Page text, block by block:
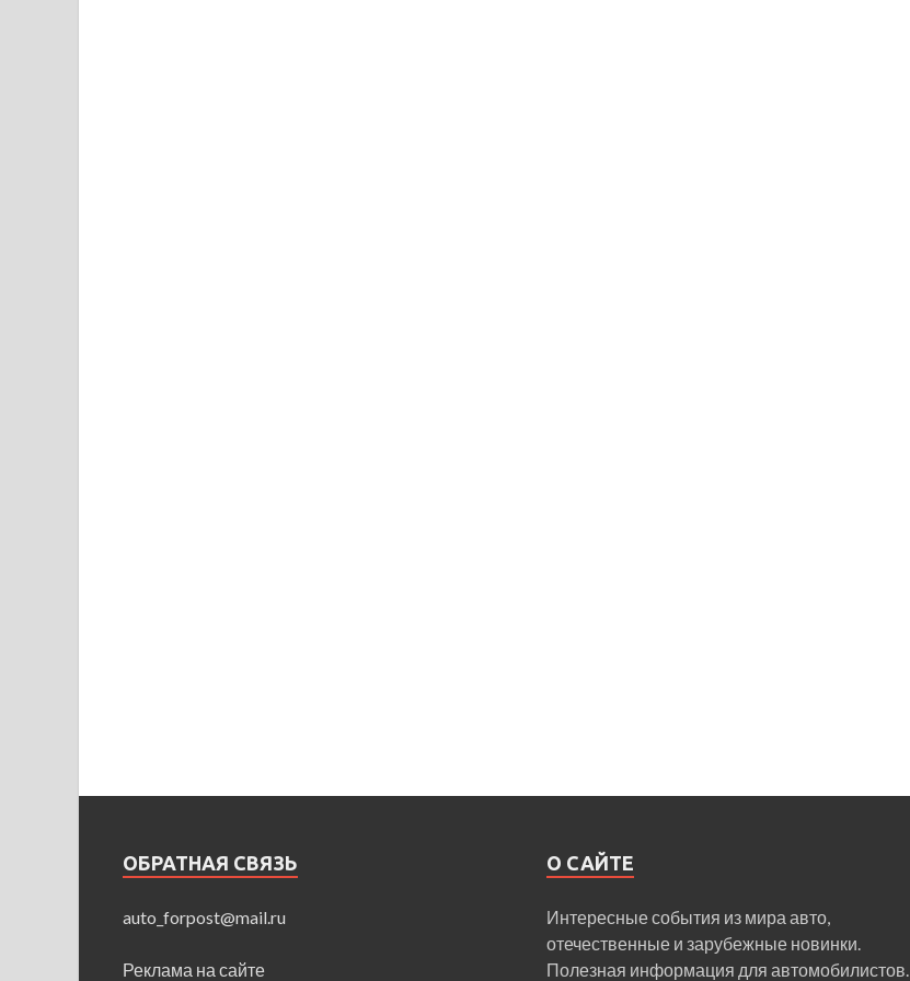
ОБРАТНАЯ СВЯЗЬ
auto_forpost@mail.ru
Реклама на сайте
О САЙТЕ
Интересные события из мира авто,
отечественные и зарубежные новинки.
Полезная информация для автомобилистов.